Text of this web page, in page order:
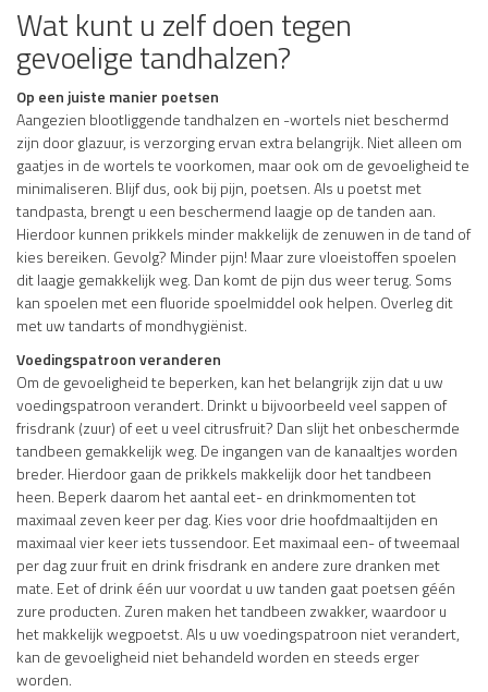
Wat kunt u zelf doen tegen
gevoelige tandhalzen?
Op een juiste manier poetsen
Aangezien blootliggende tandhalzen en -wortels niet beschermd
zijn door glazuur, is verzorging ervan extra belangrijk. Niet alleen om
gaatjes in de wortels te voorkomen, maar ook om de gevoeligheid te
minimaliseren. Blijf dus, ook bij pijn, poetsen. Als u poetst met
tandpasta, brengt u een beschermend laagje op de tanden aan.
Hierdoor kunnen prikkels minder makkelijk de zenuwen in de tand of
kies bereiken. Gevolg? Minder pijn! Maar zure vloeistoffen spoelen
dit laagje gemakkelijk weg. Dan komt de pijn dus weer terug. Soms
kan spoelen met een fluoride spoelmiddel ook helpen. Overleg dit
met uw tandarts of mondhygiënist.
Voedingspatroon veranderen
Om de gevoeligheid te beperken, kan het belangrijk zijn dat u uw
voedingspatroon verandert. Drinkt u bijvoorbeeld veel sappen of
frisdrank (zuur) of eet u veel citrusfruit? Dan slijt het onbeschermde
tandbeen gemakkelijk weg. De ingangen van de kanaaltjes worden
breder. Hierdoor gaan de prikkels makkelijk door het tandbeen
heen. Beperk daarom het aantal eet- en drinkmomenten tot
maximaal zeven keer per dag. Kies voor drie hoofdmaaltijden en
maximaal vier keer iets tussendoor. Eet maximaal een- of tweemaal
per dag zuur fruit en drink frisdrank en andere zure dranken met
mate. Eet of drink één uur voordat u uw tanden gaat poetsen géén
zure producten. Zuren maken het tandbeen zwakker, waardoor u
het makkelijk wegpoetst. Als u uw voedingspatroon niet verandert,
kan de gevoeligheid niet behandeld worden en steeds erger
worden.